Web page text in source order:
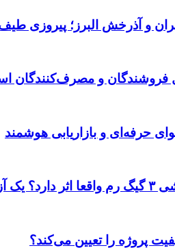
و آذرخش البرز؛ پیروزی
فروشندگان و مصرف‌کنندگان
پروژه را تعیین می‌کند؟